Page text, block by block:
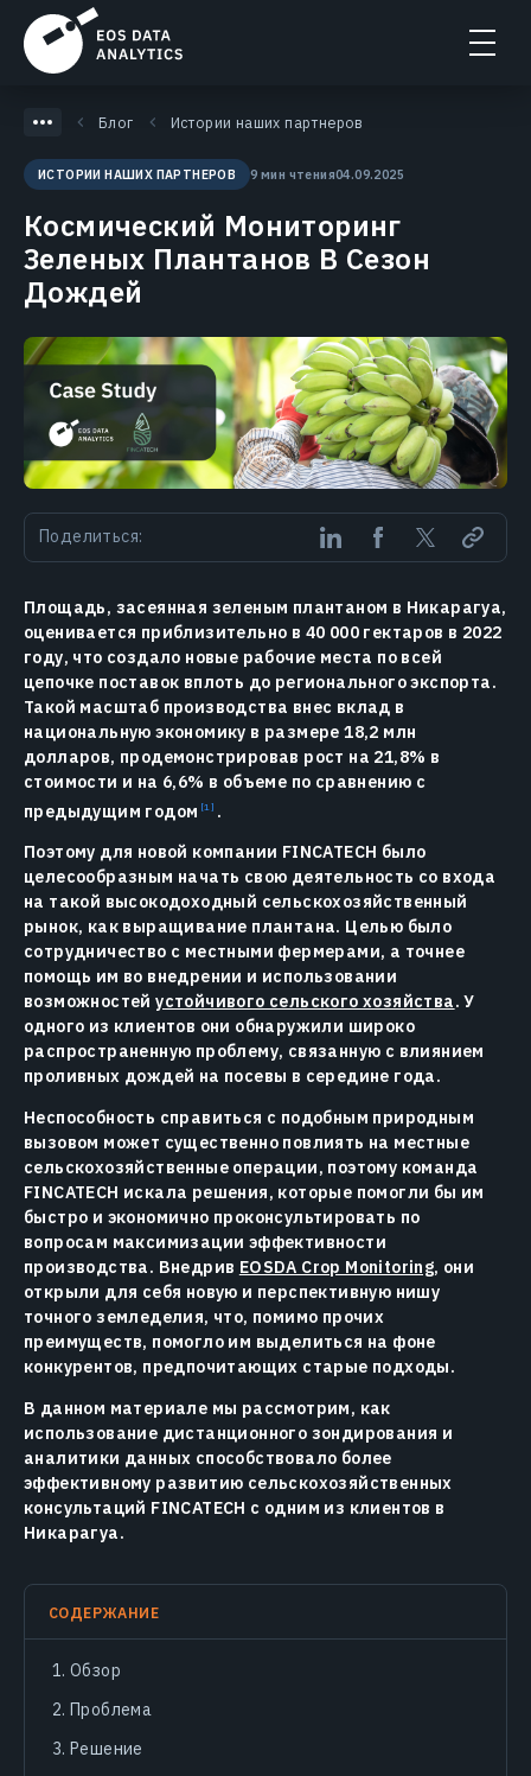
Блог Истории наших партнеров
ИСТОРИИ НАШИХ ПАРТНЕРОВ 9 мин чтения04.09.2025
Космический Мониторинг
Зеленых Плантанов В Сезон
Дождей
Поделиться:
Площадь, засеянная зеленым плантаном в Никарагуа,
оценивается приблизительно в 40 000 гектаров в 2022
году, что создало новые рабочие места по всей
цепочке поставок вплоть до регионального экспорта.
Такой масштаб производства внес вклад в
национальную экономику в размере 18,2 млн
долларов, продемонстрировав рост на 21,8% в
стоимости и на 6,6% в объеме по сравнению с
предыдущим годом
.
Поэтому для новой компании FINCATECH было
целесообразным начать свою деятельность со входа
на такой высокодоходный сельскохозяйственный
рынок, как выращивание плантана. Целью было
сотрудничество с местными фермерами, а точнее
помощь им во внедрении и использовании
возможностейустойчивого сельского хозяйства. У
одного из клиентов они обнаружили широко
распространенную проблему, связанную с влиянием
проливных дождей на посевы в середине года.
Неспособность справиться с подобным природным
вызовом может существенно повлиять на местные
сельскохозяйственные операции, поэтому команда
FINCATECH искала решения, которые помогли бы им
быстро и экономично проконсультировать по
вопросам максимизации эффективности
производства. Внедрив EOSDA Crop Monitoring, они
открыли для себя новую и перспективную нишу
точного земледелия, что, помимо прочих
преимуществ, помогло им выделиться на фоне
конкурентов, предпочитающих старые подходы.
В данном материале мы рассмотрим, как
использование дистанционного зондирования и
аналитики данных способствовало более
эффективному развитию сельскохозяйственных
консультаций FINCATECH с одним из клиентов в
Никарагуа.
СОДЕРЖАНИЕ
Обзор
Проблема
Решение